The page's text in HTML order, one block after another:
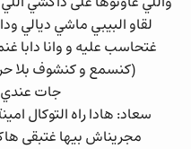
لقاو البيبي ماشي ديالي
غتحاسب عليه و وانا دابا
(كنسمع و كنشوف بلا
جات عندي
سعاد: هادا راه التوكال
مجريناش بيها غتبقى